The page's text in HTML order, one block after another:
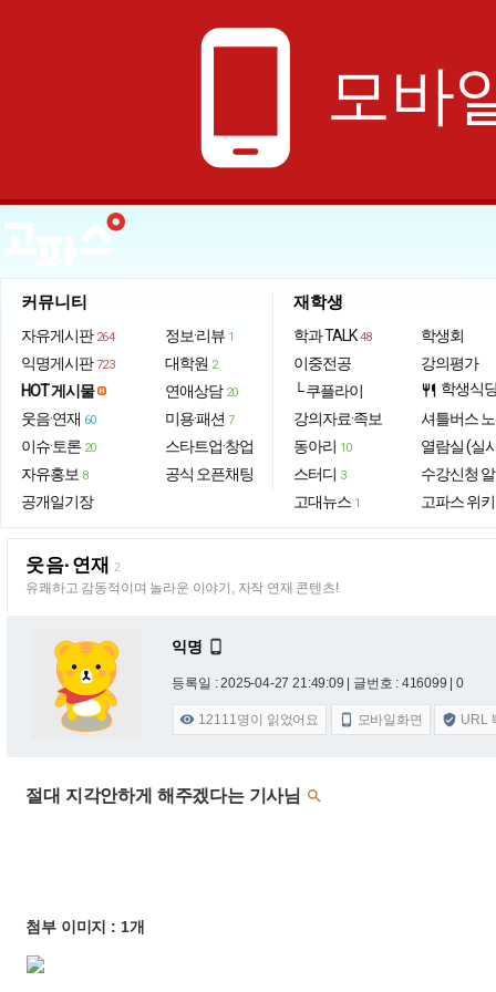
phone_android 모바
커뮤니티
자유게시판 264
익명게시판 723
HOT 게시물
웃음·연재 60
이슈·토론 20
자유홍보 8
공개일기장
정보·리뷰 1
대학원 2
연애상담 20
미용·패션 7
스타트업·창업
공식 오픈채팅
재학생
학과 TALK 48
이중전공
└ 쿠플라이
강의자료·족보
동아리 10
스터디 3
고대뉴스 1
학생회
강의평가
restaurant 학생식
셔틀버스
열람실 (실
수강신청
고파스 위키
웃음·연재 2
유쾌하고 감동적이며 놀라운 이야기, 자작 연재 콘텐츠!
익명 
등록일 : 2025-04-27 21:49:09 | 글번호 : 416099 | 0
 12111명이 읽었어요  모바일화면  URL
절대 지각안하게 해주겠다는 기사님 
첨부 이미지 : 1개